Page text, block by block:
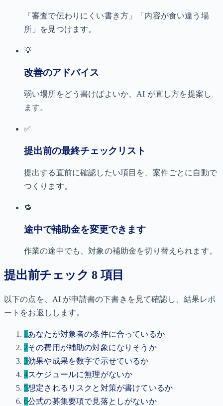
「審査で伝わりにくい書き方」「内容が食い違う場
所」を見つけます。
💡
改善のアドバイス
弱い場所をどう書けばよいか、AI が直し方を提案し
ます。
✅
提出前の最終チェックリスト
提出する直前に確認したい項目を、案件ごとに自動で
つくります。
🔁
途中で補助金を変更できます
作業の途中でも、対象の補助金を切り替えられます。
提出前チェック 8 項目
以下の点を、AI が申請書の下書きを見て確認し、結果レポ
ートをお返しします。
1 あなたが対象者の条件に合っているか
2その費用が補助の対象になりそうか
3効果や成果を数字で示せているか
4スケジュールに無理がないか
5想定されるリスクと対策が書けているか
6公式の募集要項で見落としがないか